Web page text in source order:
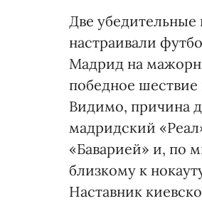
Две
настраивали
Мадрид на
победное
Видимо, причина
мадридский
«Баварией» и, по
близкому к
Наставник